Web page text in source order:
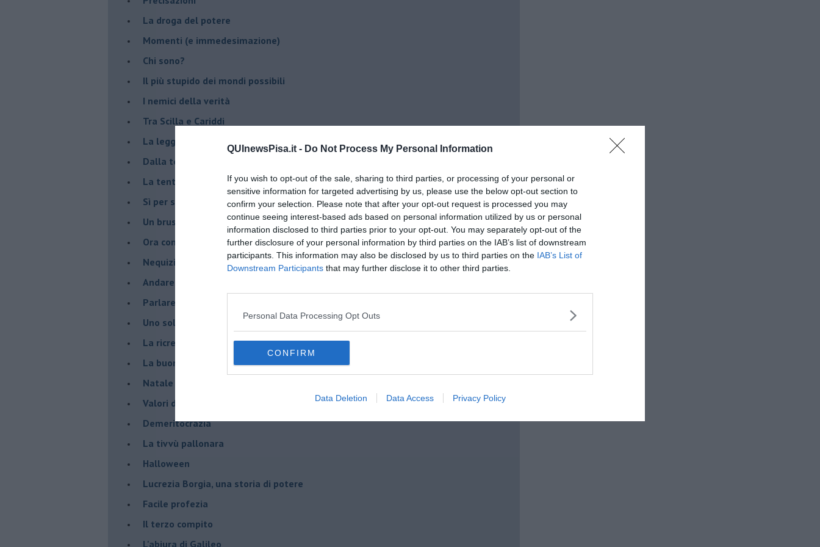
QUInewsPisa.it - Do Not Process My Personal Information
If you wish to opt-out of the sale, sharing to third parties, or processing of your personal or
sensitive information for targeted advertising by us, please use the below opt-out section to
confirm your selection. Please note that after your opt-out request is processed you may
continue seeing interest-based ads based on personal information utilized by us or personal
information disclosed to third parties prior to your opt-out. You may separately opt-out of the
further disclosure of your personal information by third parties on the IAB’s list of downstream
participants. This information may also be disclosed by us to third parties on the IAB’s List of
Downstream Participants that may further disclose it to other third parties.
Personal Data Processing Opt Outs
CONFIRM
Data Deletion Data Access Privacy Policy
La droga del potere
Momenti (e immedesimazione)
Chi sono?
Il più stupido dei mondi possibili
I nemici della verità
Tra Scilla e Cariddi
La legge del più forte
Dalla terra alla luna
La tentazione
​Sì per sempre? O no al momento?
Un brusco risveglio
Ora come allora
Nequizia
Andare oltre lo specchio
Parlare con la televisione
Uno solo al comando?
La ricreazione è finita
La buona notizia
Natale con l'elmetto
Valori dubbi miti fasulli
Demeritocrazia
La tivvù pallonara
Halloween
​Lucrezia Borgia, una storia di potere
Facile profezia
Il terzo compito
L'abiura di Galileo